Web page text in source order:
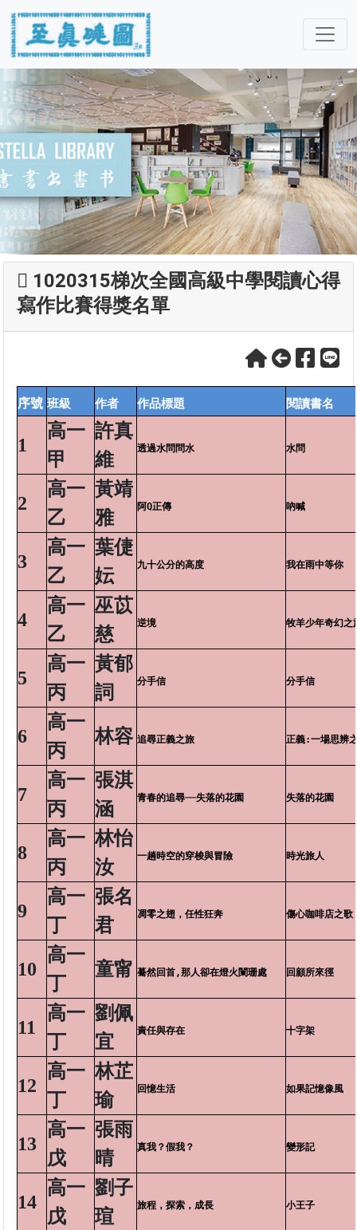
1020315梯次全國高級中學閱讀心得
寫作比賽得獎名單
序號 班級 作者 作品標題 閱讀書名
1
高一
甲
許真
維
透過水問問水 水問
2
高一
乙
黃靖
雅
阿Q正傳 吶喊
3
高一
乙
葉倢
妘
九十公分的高度 我在雨中等你
4
高一
乙
巫苡
慈
逆境 牧羊少年奇幻之
5
高一
丙
黃郁
詞
分手信 分手信
6
高一
丙
林容 追尋正義之旅 正義:一場思辨
7
高一
丙
張淇
涵
青春的追尋──失落的花園 失落的花園
8
高一
丙
林怡
汝
一趟時空的穿梭與冒險 時光旅人
9
高一
丁
張名
君
凋零之翅，任性狂奔 傷心咖啡店之歌
10
高一
丁
童甯 驀然回首,那人卻在燈火闌珊處 回顧所來徑
11
高一
丁
劉佩
宜
責任與存在 十字架
12
高一
丁
林芷
瑜
回憶生活 如果記憶像風
13
高一
戊
張雨
晴
真我？假我？ 變形記
14
高一
戊
劉子
瑄
旅程，探索，成長 小王子